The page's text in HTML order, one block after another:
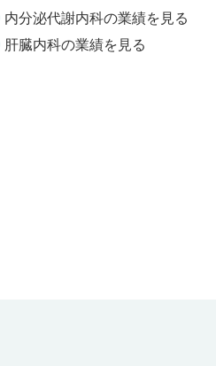
内分泌代謝内科の業績を見る
肝臓内科の業績を見る